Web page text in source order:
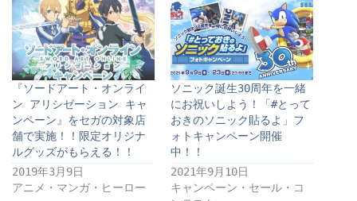
『ソードアート・オンライ
ン アリシゼーション キャ
ンペーン』をセガの対象店
舗で実施！！限定オリジナ
ルグッズがもらえる！！
2019年3月9日
アニメ・マンガ・ヒーロー
ソニック誕生30周年を一緒
にお祝いしよう！「#とって
おきのソニック貼るよ」フ
ォトキャンペーン開催
中！！
2021年9月10日
キャンペーン・セール・コ